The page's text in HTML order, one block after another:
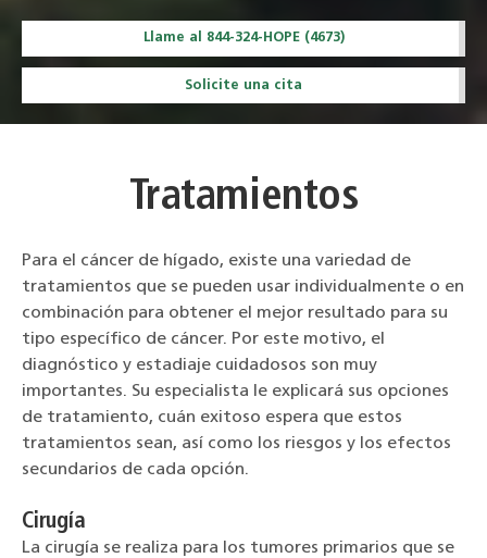
Llame al 844-324-HOPE (4673)
Solicite una cita
Tratamientos
Para el cáncer de hígado, existe una variedad de
tratamientos que se pueden usar individualmente o en
combinación para obtener el mejor resultado para su
tipo específico de cáncer. Por este motivo, el
diagnóstico y estadiaje cuidadosos son muy
importantes. Su especialista le explicará sus opciones
de tratamiento, cuán exitoso espera que estos
tratamientos sean, así como los riesgos y los efectos
secundarios de cada opción.
Cirugía
La cirugía se realiza para los tumores primarios que se